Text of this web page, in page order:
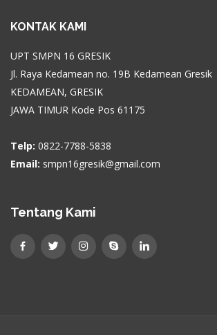
KONTAK KAMI
UPT SMPN 16 GRESIK
Jl. Raya Kedamean no. 19B Kedamean Gresik
KEDAMEAN, GRESIK
JAWA TIMUR Kode Pos 61175
Telp: 0822-7788-5838
Email: smpn16gresik@gmail.com
Tentang Kami